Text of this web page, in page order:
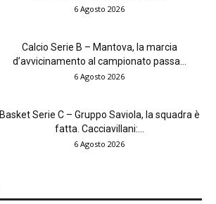
6 Agosto 2026
Calcio Serie B – Mantova, la marcia
d’avvicinamento al campionato passa...
6 Agosto 2026
Basket Serie C – Gruppo Saviola, la squadra è
fatta. Cacciavillani:...
6 Agosto 2026